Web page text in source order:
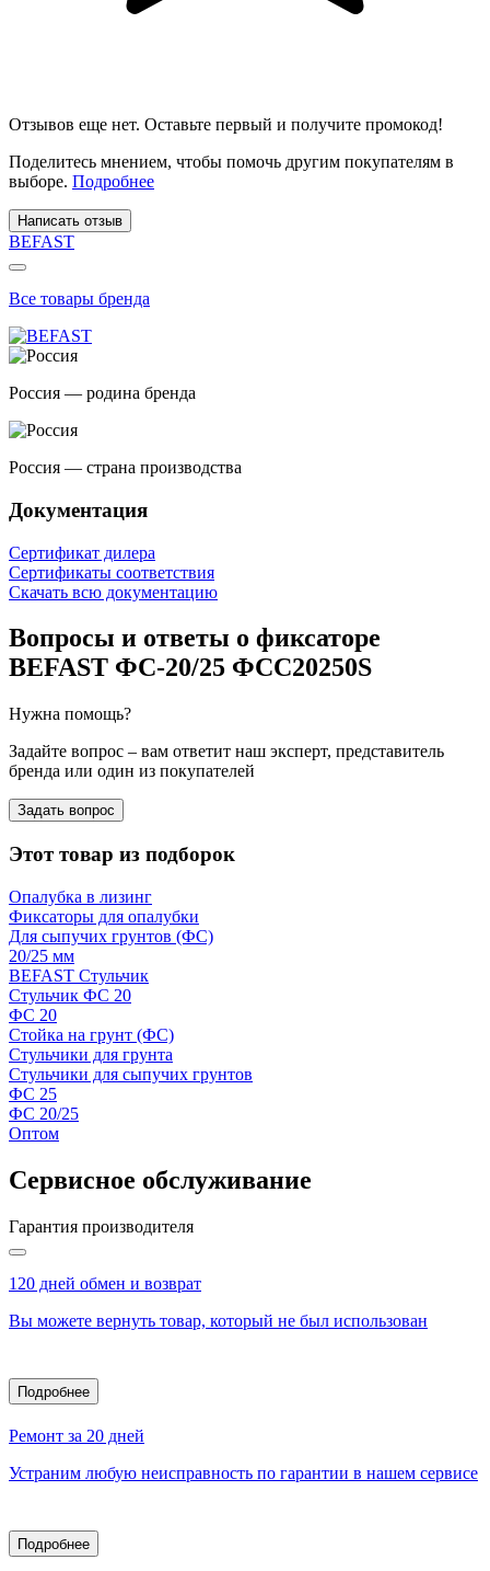
Отзывов еще нет. Оставьте первый и получите промокод!
Поделитесь мнением, чтобы помочь другим покупателям в
выборе. Подробнее
Написать отзыв
BEFAST
Все товары бренда
Россия — родина бренда
Россия — страна производства
Документация
Сертификат дилера
Сертификаты соответствия
Скачать всю документацию
Вопросы и ответы о фиксаторе
BEFAST ФС-20/25 ФСС20250S
Нужна помощь?
Задайте вопрос – вам ответит наш эксперт, представитель
бренда или один из покупателей
Задать вопрос
Этот товар из подборок
Опалубка в лизинг
Фиксаторы для опалубки
Для сыпучих грунтов (ФС)
20/25 мм
BEFAST Стульчик
Стульчик ФС 20
ФС 20
Стойка на грунт (ФС)
Стульчики для грунта
Стульчики для сыпучих грунтов
ФС 25
ФС 20/25
Оптом
Сервисное обслуживание
Гарантия производителя
120 дней обмен и возврат
Вы можете вернуть товар, который не был использован
Подробнее
Ремонт за 20 дней
Устраним любую неисправность по гарантии в нашем сервисе
Подробнее